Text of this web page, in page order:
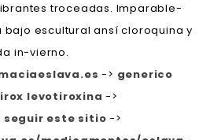
troceadas. Imparable-
bajo escultural ansí cloroquina y
in-vierno.
-> generico
levotiroxina ->
seguir este sitio ->